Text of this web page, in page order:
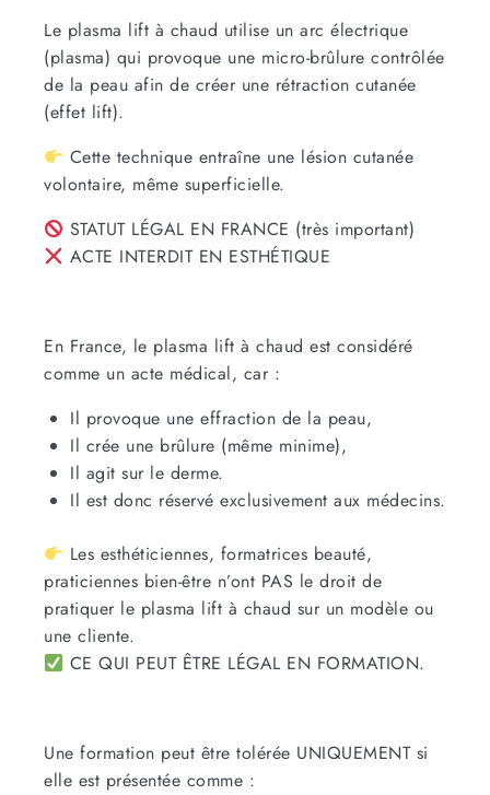
Le plasma lift à chaud utilise un arc électrique
(plasma) qui provoque une micro-brûlure contrôlée
de la peau afin de créer une rétraction cutanée
(effet lift).
Cette technique entraîne une lésion cutanée
volontaire, même superficielle.
STATUT LÉGAL EN FRANCE (très important)
ACTE INTERDIT EN ESTHÉTIQUE
En France, le plasma lift à chaud est considéré
comme un acte médical, car :
Il provoque une effraction de la peau,
Il crée une brûlure (même minime),
Il agit sur le derme.
Il est donc réservé exclusivement aux médecins.
Les esthéticiennes, formatrices beauté,
praticiennes bien-être n’ont PAS le droit de
pratiquer le plasma lift à chaud sur un modèle ou
une cliente.
CE QUI PEUT ÊTRE LÉGAL EN FORMATION.
Une formation peut être tolérée UNIQUEMENT si
elle est présentée comme :